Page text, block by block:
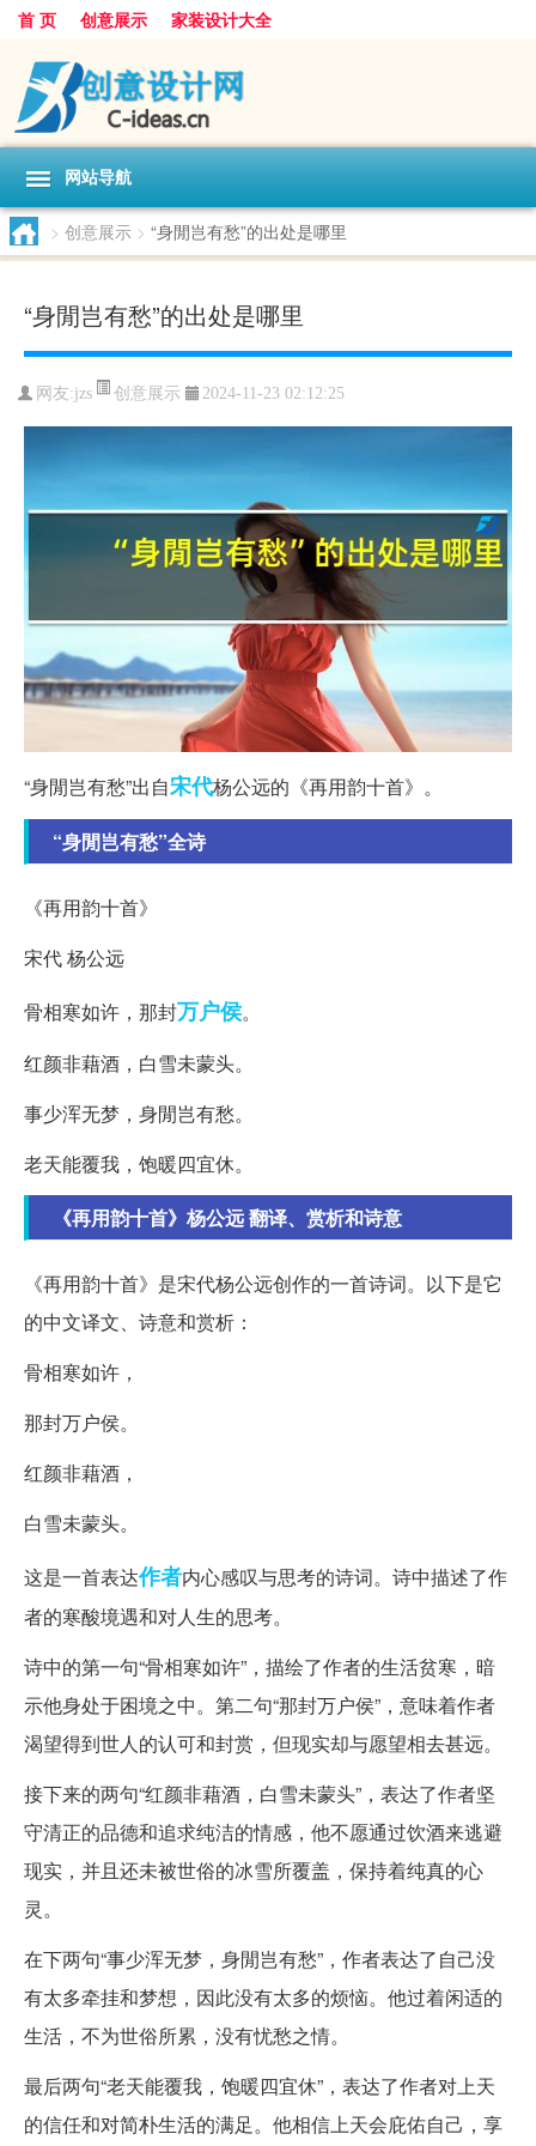
首 页 创意展示 家装设计大全
网站导航
> 创意展示 > “身閒岂有愁”的出处是哪里
“身閒岂有愁”的出处是哪里
网友:jzs 创意展示 2024-11-23 02:12:25
“身閒岂有愁”出自宋代杨公远的《再用韵十首》。
“身閒岂有愁”全诗
《再用韵十首》
宋代 杨公远
骨相寒如许，那封万户侯。
红颜非藉酒，白雪未蒙头。
事少浑无梦，身閒岂有愁。
老天能覆我，饱暖四宜休。
《再用韵十首》杨公远 翻译、赏析和诗意
《再用韵十首》是宋代杨公远创作的一首诗词。以下是它
的中文译文、诗意和赏析：
骨相寒如许，
那封万户侯。
红颜非藉酒，
白雪未蒙头。
这是一首表达作者内心感叹与思考的诗词。诗中描述了作
者的寒酸境遇和对人生的思考。
诗中的第一句“骨相寒如许”，描绘了作者的生活贫寒，暗
示他身处于困境之中。第二句“那封万户侯”，意味着作者
渴望得到世人的认可和封赏，但现实却与愿望相去甚远。
接下来的两句“红颜非藉酒，白雪未蒙头”，表达了作者坚
守清正的品德和追求纯洁的情感，他不愿通过饮酒来逃避
现实，并且还未被世俗的冰雪所覆盖，保持着纯真的心
灵。
在下两句“事少浑无梦，身閒岂有愁”，作者表达了自己没
有太多牵挂和梦想，因此没有太多的烦恼。他过着闲适的
生活，不为世俗所累，没有忧愁之情。
最后两句“老天能覆我，饱暖四宜休”，表达了作者对上天
的信任和对简朴生活的满足。他相信上天会庇佑自己，享